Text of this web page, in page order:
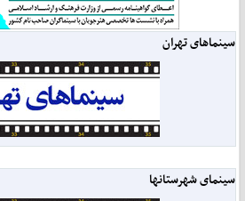
سینماهای تهران
سینمای شهرستانها